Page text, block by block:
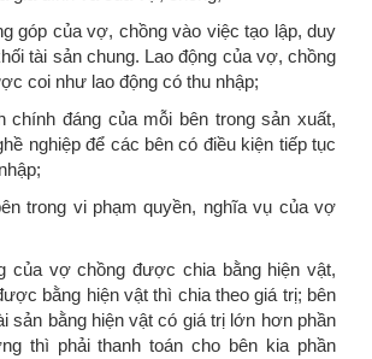
góp của vợ, chồng vào việc tạo lập, duy
tài sản chung. Lao động của vợ, chồng
coi như lao động có thu nhập;
chính đáng của mỗi bên trong sản xuất,
nghiệp để các bên có điều kiện tiếp tục
trong vi phạm quyền, nghĩa vụ của vợ
của vợ chồng được chia bằng hiện vật,
bằng hiện vật thì chia theo giá trị; bên
sản bằng hiện vật có giá trị lớn hơn phần
thì phải thanh toán cho bên kia phần